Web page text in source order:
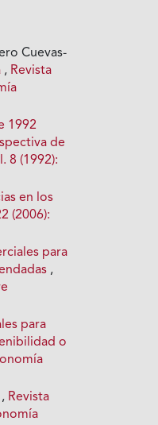
Cuevas-
, Revista
1992
de
8 (1992):
en los
(2006):
para
,
para
o
, Revista